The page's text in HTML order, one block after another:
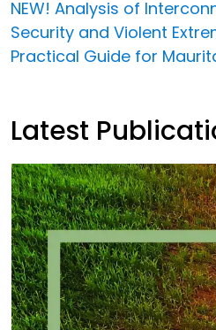
NEW! Analysis of
Security and Violent
Practical Guide for
Latest